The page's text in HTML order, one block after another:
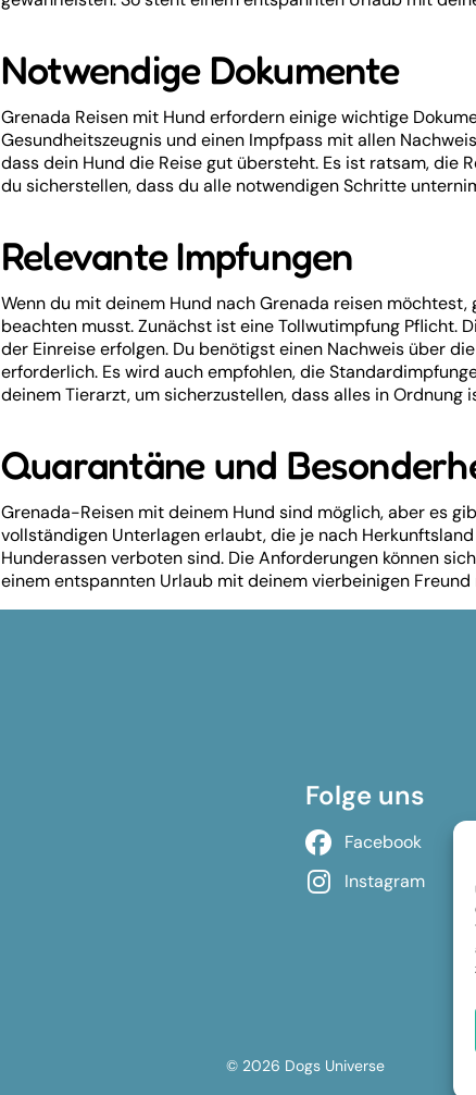
Notwendige Dokumente
Grenada Reisen mit Hund erfordern einige wichtige
Gesundheitszeugnis und einen Impfpass mit allen
dass dein Hund die Reise gut übersteht. Es ist ratsam, die
du sicherstellen, dass du alle notwendigen Schritte
Relevante Impfungen
Wenn du mit deinem Hund nach Grenada reisen
beachten musst. Zunächst ist eine Tollwutimpfung Pflicht.
der Einreise erfolgen. Du benötigst einen Nachweis über
erforderlich. Es wird auch empfohlen, die
deinem Tierarzt, um sicherzustellen, dass alles in
Quarantäne und
Grenada-Reisen mit deinem Hund sind möglich, aber es
vollständigen Unterlagen erlaubt, die je nach
Hunderassen verboten sind. Die Anforderungen können
einem entspannten Urlaub mit deinem vierbeinigen Freund
Folge uns
Facebook
Instagram
© 2026 Dogs Universe